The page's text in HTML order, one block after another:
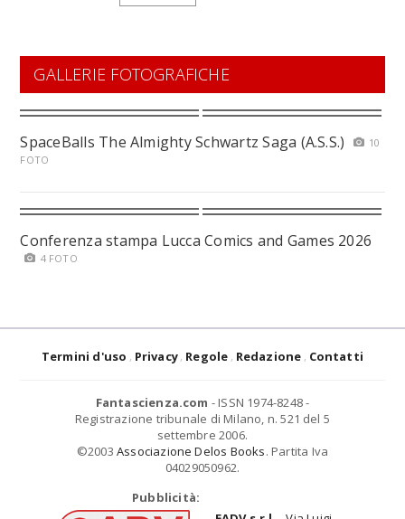
GALLERIE FOTOGRAFICHE
SpaceBalls The Almighty Schwartz Saga (A.S.S.)
10
FOTO
Conferenza stampa Lucca Comics and Games 2026
4 FOTO
Termini d'uso Privacy Regole Redazione Contatti
Fantascienza.com - ISSN 1974-8248 -
Registrazione tribunale di Milano, n. 521 del 5
settembre 2006.
©2003 Associazione Delos Books. Partita Iva
04029050962.
Pubblicità: